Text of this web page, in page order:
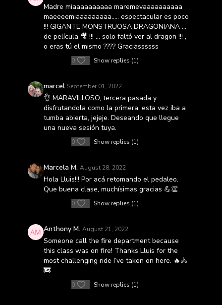
Madre miaaaaaaaaaa maremevaaaaaaaaaa
maeeeemiaaaaaaaaa….. espectacular es poco
!!! GIGANTE MONSTRUOSA DRAGONIANA …
de película 🎥 !!! … solo faltó ver al dragon !!! ,
o eras tú el mismo ???? Graciassssss
0 Show replies (1)
marcel September 01, 2022
👌 MARAVILLOSO, tercera pasada y
disfrutandola como la primera; esta vez iba a
tumba abierta, jejeje. Deseando que llegue
una nueva sesión tuya.
0 Show replies (1)
Marcela M. August 28, 2022
Hola Lluis!!! Por acá retomando el pedaleo.
Que buena clase, muchísimas gracias 💪👏
0 Show replies (1)
Anthony M. August 21, 2022
Someone call the fire department because
this class was on fire! Thanks Lluis for the
most challenging ride I’ve taken on here. 🔥🚴
🚒
0 Show replies (1)